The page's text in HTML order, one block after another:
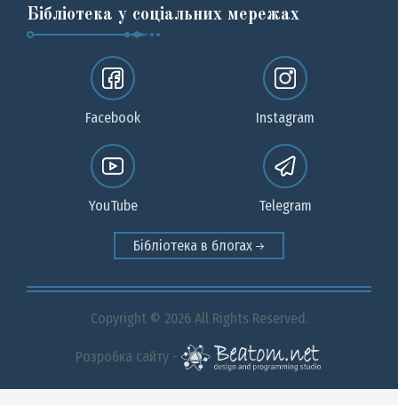
Бібліотека у соціальних мережах
Facebook Instagram
YouTube Telegram
Бібліотека в блогах
Copyright © 2026 All Rights Reserved.
Розробка сайту -